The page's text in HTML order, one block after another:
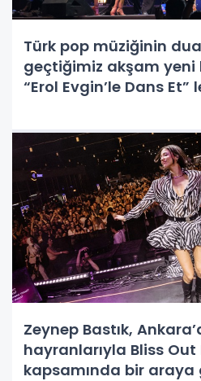
Türk pop müziğinin
geçtiğimiz akşam yeni
“Erol Evgin’le Dans
Zeynep Bastık,
hayranlarıyla Bliss
kapsamında bir araya